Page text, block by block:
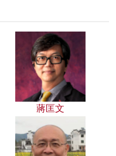
蔣匡文